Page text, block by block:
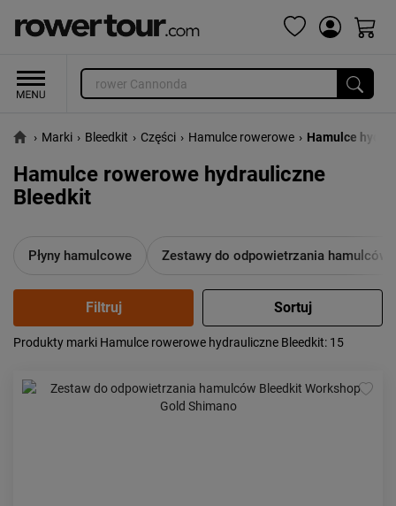
› Marki › Bleedkit › Części › Hamulce rowerowe › Hamulce
Hamulce rowerowe hydrauliczne
Bleedkit
Płyny hamulcowe Zestawy do odpowietrzania hamulców
Popularność:
największa
od najwyższej
Produkty marki Hamulce rowerowe hydrauliczne Bleedkit: 15